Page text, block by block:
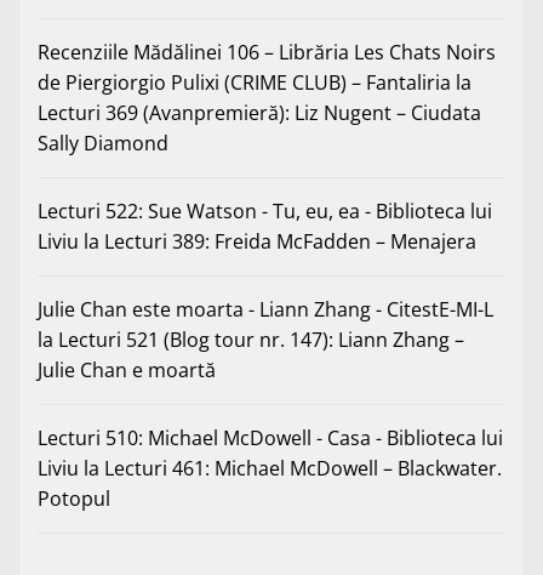
Recenziile Mădălinei 106 – Librăria Les Chats Noirs
de Piergiorgio Pulixi (CRIME CLUB) – Fantaliria la
Lecturi 369 (Avanpremieră): Liz Nugent – Ciudata
Sally Diamond
Lecturi 522: Sue Watson - Tu, eu, ea - Biblioteca lui
Liviu la Lecturi 389: Freida McFadden – Menajera
Julie Chan este moarta - Liann Zhang - CitestE-MI-L
la Lecturi 521 (Blog tour nr. 147): Liann Zhang –
Julie Chan e moartă
Lecturi 510: Michael McDowell - Casa - Biblioteca lui
Liviu la Lecturi 461: Michael McDowell – Blackwater.
Potopul